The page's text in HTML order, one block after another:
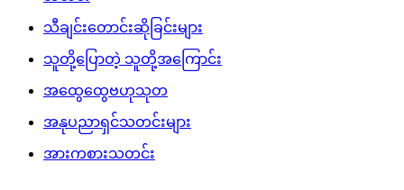
သီချင်းတောင်းဆိုခြင်းများ
သူတို့ပြောတဲ့ သူတို့အကြောင်း
အထွေထွေဗဟုသုတ
အနုပညာရှင်သတင်းများ
အားကစားသတင်း